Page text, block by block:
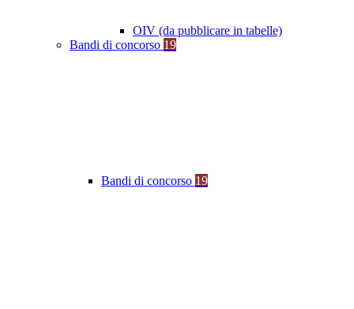
OIV (da pubblicare in tabelle)
Bandi di concorso 19
Bandi di concorso 19